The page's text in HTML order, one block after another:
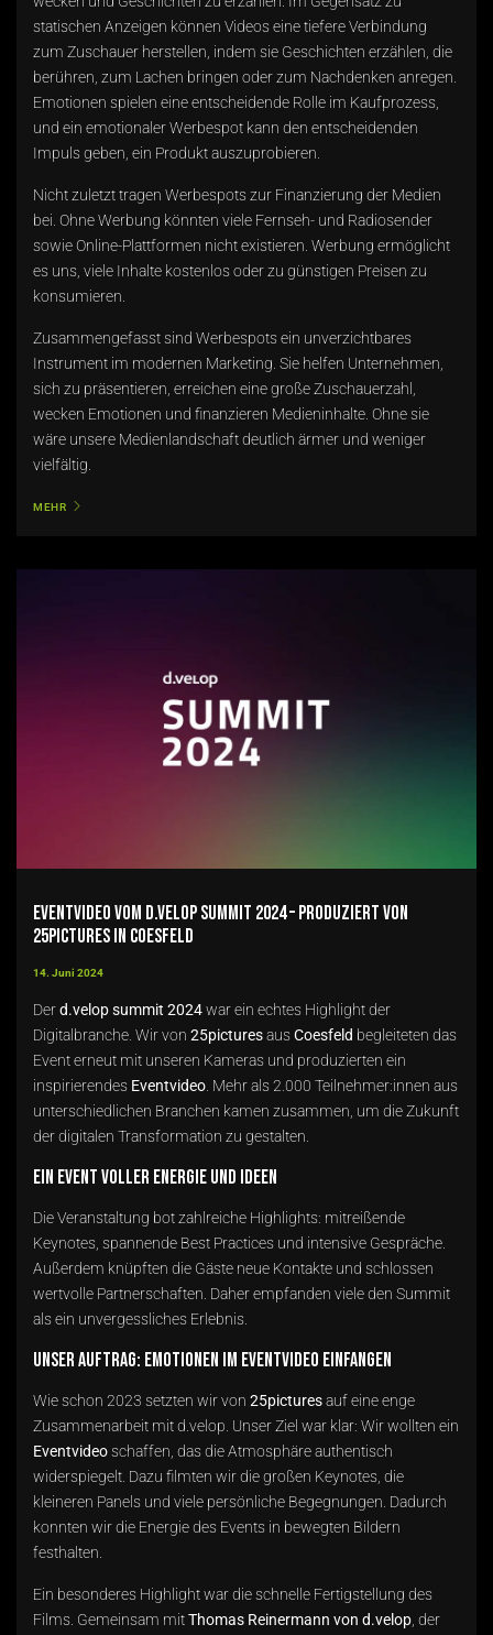
statischen Anzeigen können Videos eine tiefere Verbindung
zum Zuschauer herstellen, indem sie Geschichten erzählen, die
berühren, zum Lachen bringen oder zum Nachdenken anregen.
Emotionen spielen eine entscheidende Rolle im Kaufprozess,
und ein emotionaler Werbespot kann den entscheidenden
Impuls geben, ein Produkt auszuprobieren.
Nicht zuletzt tragen Werbespots zur Finanzierung der Medien
bei. Ohne Werbung könnten viele Fernseh- und Radiosender
sowie Online-Plattformen nicht existieren. Werbung ermöglicht
es uns, viele Inhalte kostenlos oder zu günstigen Preisen zu
konsumieren.
Zusammengefasst sind Werbespots ein unverzichtbares
Instrument im modernen Marketing. Sie helfen Unternehmen,
sich zu präsentieren, erreichen eine große Zuschauerzahl,
wecken Emotionen und finanzieren Medieninhalte. Ohne sie
wäre unsere Medienlandschaft deutlich ärmer und weniger
vielfältig.
MEHR
Eventvideo vom d.velop summit 2024 – produziert von
25pictures in Coesfeld
14. Juni 2024
Derd.velop summit 2024war ein echtes Highlight der
Digitalbranche. Wir von 25picturesausCoesfeld begleiteten das
Event erneut mit unseren Kameras und produzierten ein
inspirierendes Eventvideo . Mehr als 2.000 Teilnehmer:innen aus
unterschiedlichen Branchen kamen zusammen, um die Zukunft
der digitalen Transformation zu gestalten.
Ein Event voller Energie und Ideen
Die Veranstaltung bot zahlreiche Highlights: mitreißende
Keynotes, spannende Best Practices und intensive Gespräche.
Außerdem knüpften die Gäste neue Kontakte und schlossen
wertvolle Partnerschaften. Daher empfanden viele den Summit
als ein unvergessliches Erlebnis.
Unser Auftrag: Emotionen im Eventvideo einfangen
Wie schon 2023 setzten wir von 25picturesauf eine enge
Zusammenarbeit mit d.velop. Unser Ziel war klar: Wir wollten ein
Eventvideoschaffen, das die Atmosphäre authentisch
widerspiegelt. Dazu filmten wir die großen Keynotes, die
kleineren Panels und viele persönliche Begegnungen. Dadurch
konnten wir die Energie des Events in bewegten Bildern
festhalten.
Ein besonderes Highlight war die schnelle Fertigstellung des
Films. Gemeinsam mitThomas Reinermann von d.velop , der